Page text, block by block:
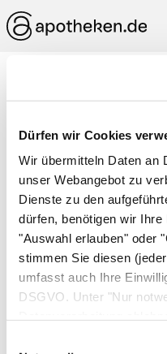
Dürfen wir Cookies
Wir übermitteln Daten an
unser Webangebot zu
Dienste zu den
dürfen, benötigen wir
"Auswahl erlauben" oder
stimmen Sie diesen
umfasst auch Ihre
DSGVO. Unter "Nur
Ein Therapieverfahren
die sich im Gewebe
anreichern und diese
bestrahlen und
Radiojodtherapiebei
die
Knochenmetastasen.
Autor*innen